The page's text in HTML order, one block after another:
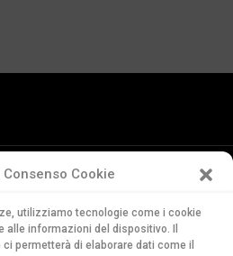
Cookie
utilizziamo tecnologie come i cookie
informazioni del dispositivo. Il
permetterà di elaborare dati come il
Italiana
Soldino 9